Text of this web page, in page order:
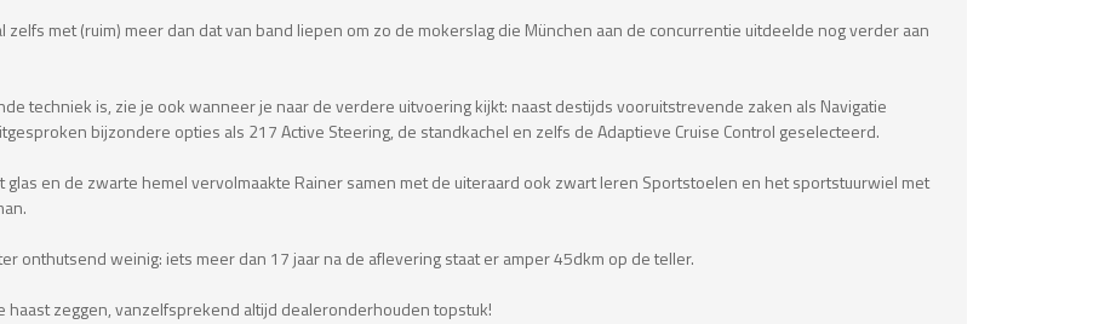
met (ruim) meer dan dat van band liepen om zo de mokerslag die München aan de concurrentie uitdeelde nog verder aan
techniek is, zie je ook wanneer je naar de verdere uitvoering kijkt: naast destijds vooruitstrevende zaken als Navigatie
bijzondere opties als 217 Active Steering, de standkachel en zelfs de Adaptieve Cruise Control geselecteerd.
en de zwarte hemel vervolmaakte Rainer samen met de uiteraard ook zwart leren Sportstoelen en het sportstuurwiel met
onthutsend weinig: iets meer dan 17 jaar na de aflevering staat er amper 45dkm op de teller.
haast zeggen, vanzelfsprekend altijd dealeronderhouden topstuk!